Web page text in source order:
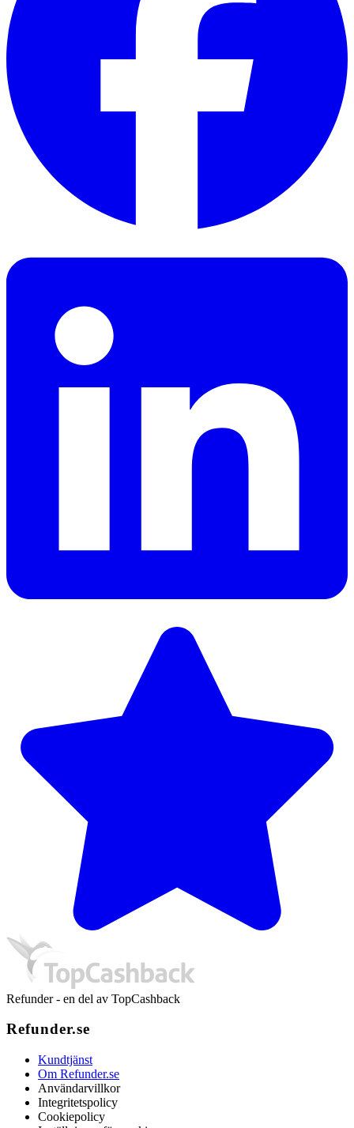
Refunder - en del av TopCashback
Refunder.se
Kundtjänst
Om Refunder.se
Användarvillkor
Integritetspolicy
Cookiepolicy